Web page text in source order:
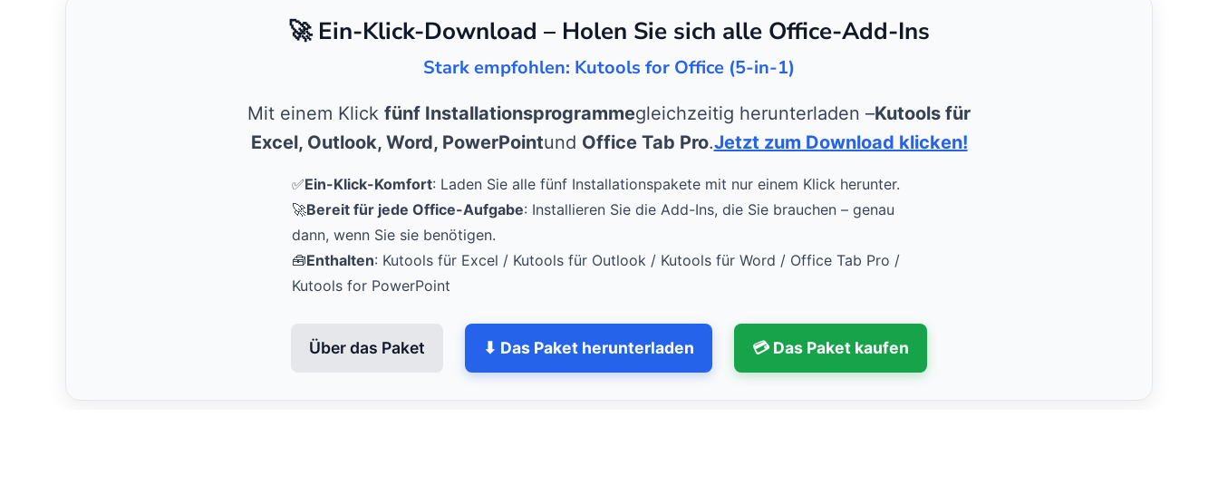
🚀 Ein-Klick-Download – Holen Sie sich alle Office-Add-Ins
Stark empfohlen: Kutools for Office (5-in-1)
Mit einem Klick fünf Installationsprogrammegleichzeitig herunterladen –Kutools für
Excel, Outlook, Word, PowerPointund Office Tab Pro.Jetzt zum Download klicken!
✅Ein-Klick-Komfort: Laden Sie alle fünf Installationspakete mit nur einem Klick herunter.
🚀Bereit für jede Office-Aufgabe: Installieren Sie die Add-Ins, die Sie brauchen – genau
dann, wenn Sie sie benötigen.
🧰Enthalten: Kutools für Excel / Kutools für Outlook / Kutools für Word / Office Tab Pro /
Kutools for PowerPoint
Über das Paket ⬇ Das Paket herunterladen 💳 Das Paket kaufen